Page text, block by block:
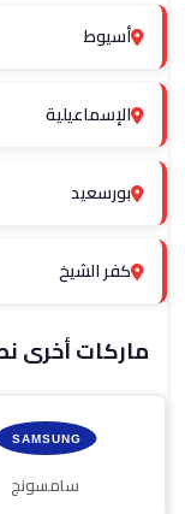
أسيوط
الإسماعيلية
بورسعيد
كفر الشيخ
ماركات أخرى
سامسونج